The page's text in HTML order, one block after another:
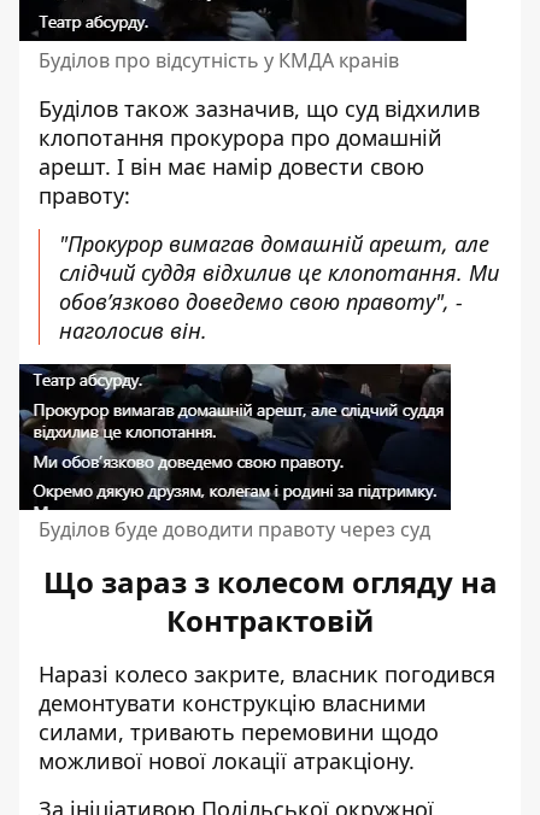
Буділов про відсутність у КМДА кранів
Буділов також зазначив, що суд відхилив
клопотання прокурора про домашній
арешт. І він має намір довести свою
правоту:
"Прокурор вимагав домашній арешт, але
слідчий суддя відхилив це клопотання. Ми
обов’язково доведемо свою правоту", -
наголосив він.
Буділов буде доводити правоту через суд
Що зараз з колесом огляду на
Контрактовій
Наразі колесо закрите, власник погодився
демонтувати конструкцію власними
силами, тривають перемовини щодо
можливої нової локації атракціону.
За ініціативою Подільської окружної